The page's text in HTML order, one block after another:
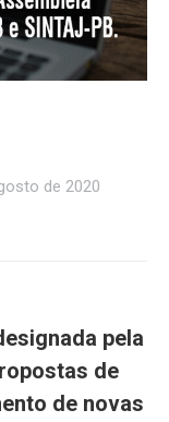
de 2020
pela
de
de novas